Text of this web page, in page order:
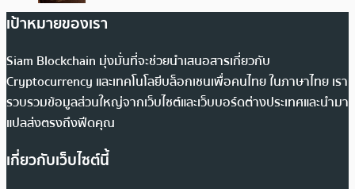
เป้าหมายของเรา
Siam Blockchain มุ่งมั่นที่จะช่วยนำเสนอสารเกี่ยวกับ
Cryptocurrency และเทคโนโลยีบล็อกเชนเพื่อคนไทย ในภาษาไทย เรา
รวบรวมข้อมูลส่วนใหญ่จากเว็บไซต์และเว็บบอร์ดต่างประเทศและนำมา
แปลส่งตรงถึงฟีดคุณ
เกี่ยวกับเว็บไซต์นี้